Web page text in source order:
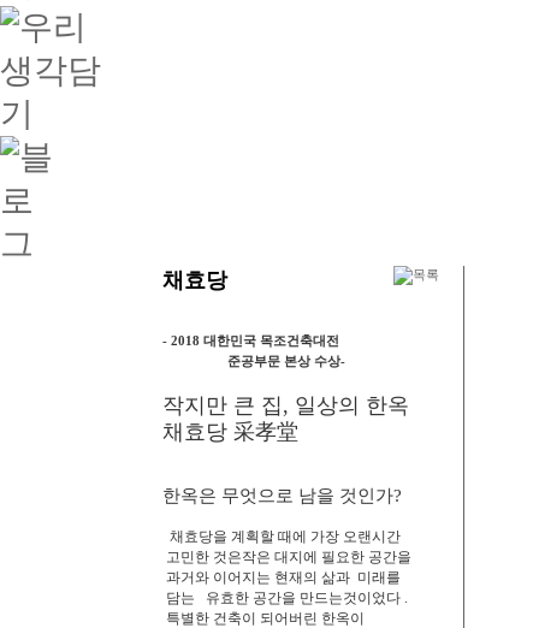
채효당
- 2018 대한민국 목조건축대전
준공부문 본상 수상-
작지만 큰 집, 일상의 한옥
채효당 采孝堂
한옥은 무엇으로 남을 것인가?
채효당을 계획할 때에 가장 오랜시간
고민한 것은작은 대지에 필요한 공간을
과거와 이어지는 현재의 삶과 미래를
담는
유효한 공간을 만드는것이었다
특별한 건축이 되어버린 한옥이